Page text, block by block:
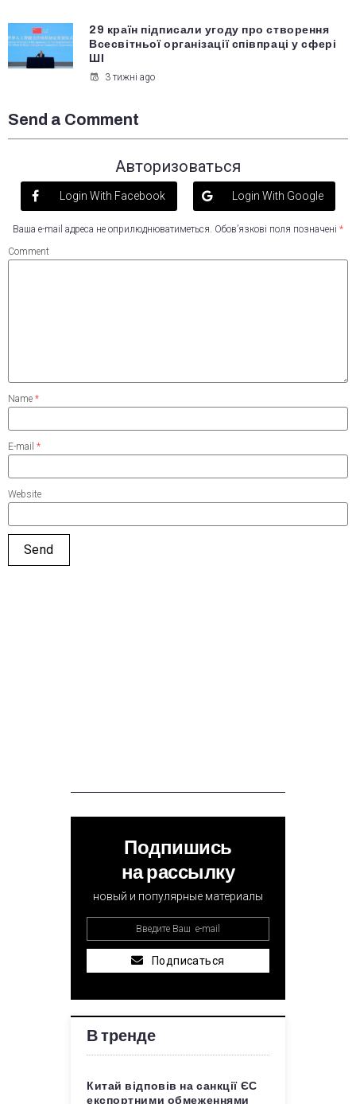
29 країн підписали угоду про створення
Всесвітньої організації співпраці у сфері
ШІ
3 тижні ago
Send a Comment
Авторизоваться
Login With Facebook Login With Google
Ваша e-mail адреса не оприлюднюватиметься. Обов’язкові поля позначені *
Comment
Name *
E-mail *
Website
Подпишись
на рассылку
новый и популярные материалы
Подписаться
В тренде
Китай відповів на санкції ЄС
експортними обмеженнями